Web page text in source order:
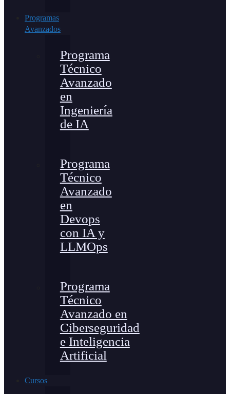
Programas
Avanzados
Programa
Técnico
Avanzado
en
Ingeniería
de IA
Programa
Técnico
Avanzado
en
Devops
con IA y
LLMOps
Programa
Técnico
Avanzado en
Ciberseguridad
e Inteligencia
Artificial
Cursos